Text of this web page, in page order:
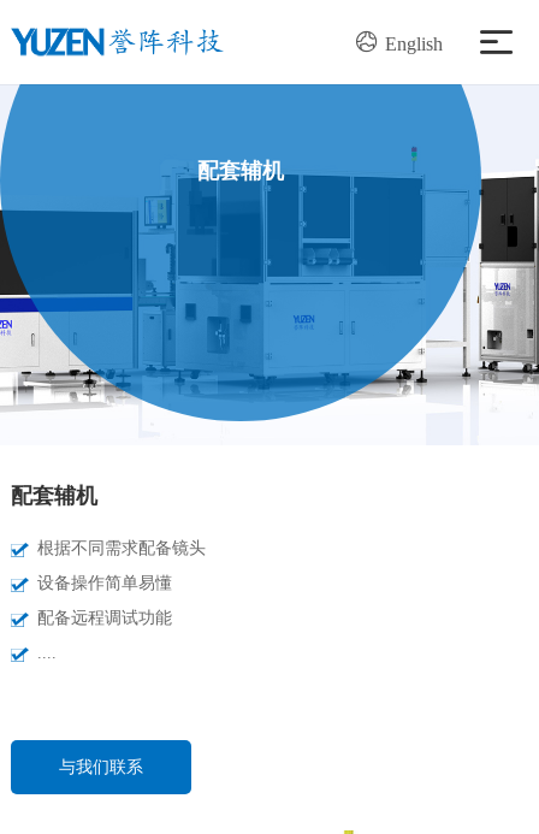
English
新闻资讯
加入我们
配套辅机
配套辅机
根据不同需求配备镜头
设备操作简单易懂
配备远程调试功能
....
与我们联系